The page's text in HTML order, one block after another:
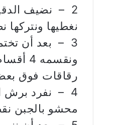
2 – نضيف
نغطيها
رقاقات فوق
4 – نفرد برش
محشو بالجبن